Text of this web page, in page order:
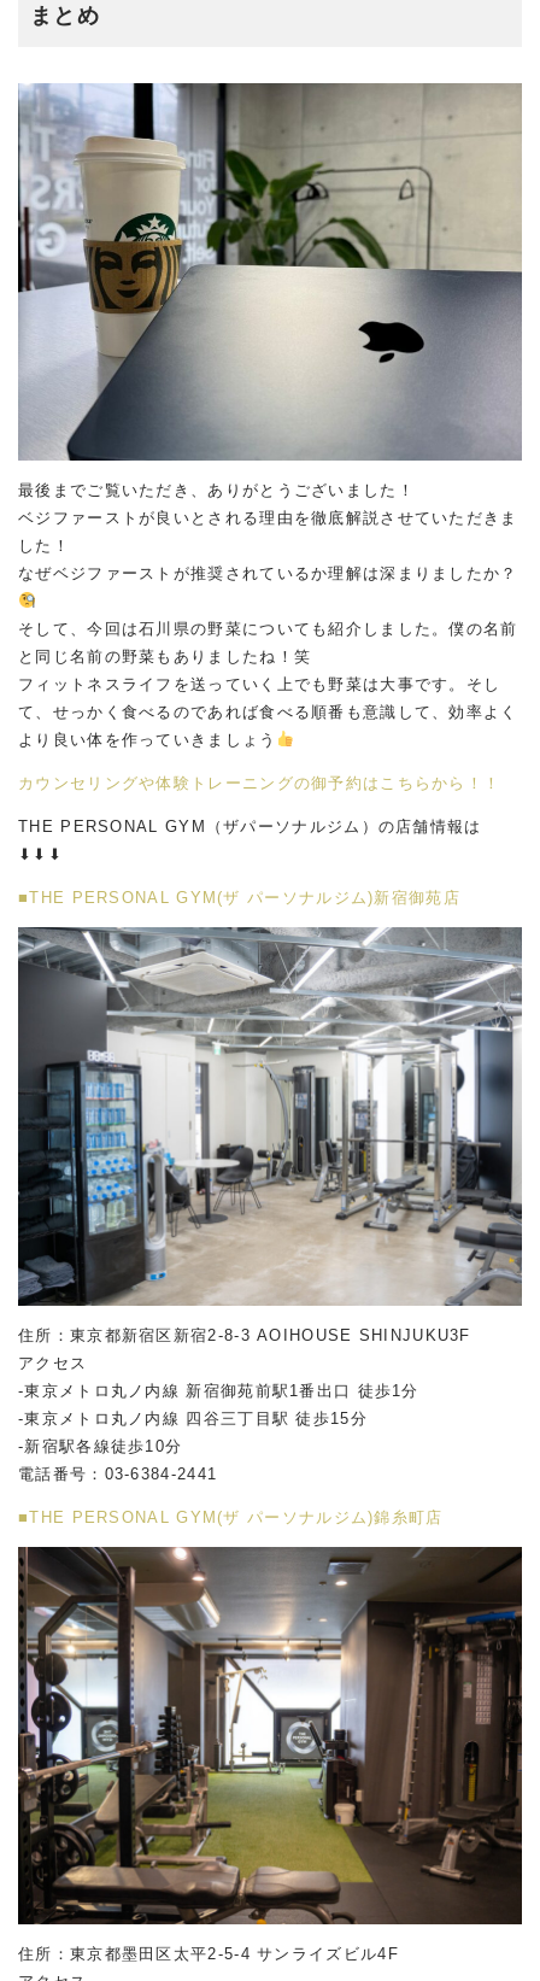
まとめ
最後までご覧いただき、ありがとうございました！
ベジファーストが良いとされる理由を徹底解説させていただきま
した！
なぜベジファーストが推奨されているか理解は深まりましたか？
そして、今回は石川県の野菜についても紹介しました。僕の名前
と同じ名前の野菜もありましたね！笑
フィットネスライフを送っていく上でも野菜は大事です。そし
て、せっかく食べるのであれば食べる順番も意識して、効率よく
より良い体を作っていきましょう
カウンセリングや体験トレーニングの御予約はこちらから！！
THE PERSONAL GYM（ザパーソナルジム）の店舗情報は
⬇︎⬇︎⬇︎
■THE PERSONAL GYM(ザ パーソナルジム)新宿御苑店
住所：東京都新宿区新宿2-8-3 AOIHOUSE SHINJUKU3F
アクセス
-東京メトロ丸ノ内線 新宿御苑前駅1番出口 徒歩1分
-東京メトロ丸ノ内線 四谷三丁目駅 徒歩15分
-新宿駅各線徒歩10分
電話番号：03-6384-2441
■THE PERSONAL GYM(ザ パーソナルジム)錦糸町店
住所：東京都墨田区太平2-5-4 サンライズビル4F